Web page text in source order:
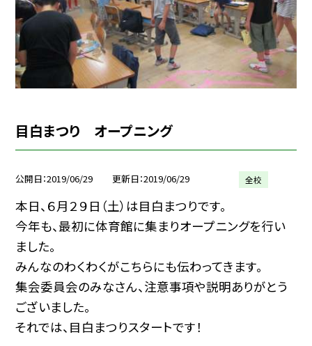
目白まつり オープニング
公開日 2019/06/29 更新日 2019/06/29 全校
本日、６月２９日（土）は目白まつりです。
今年も、最初に体育館に集まりオープニングを行い
ました。
みんなのわくわくがこちらにも伝わってきます。
集会委員会のみなさん、注意事項や説明ありがとう
ございました。
それでは、目白まつりスタートです！